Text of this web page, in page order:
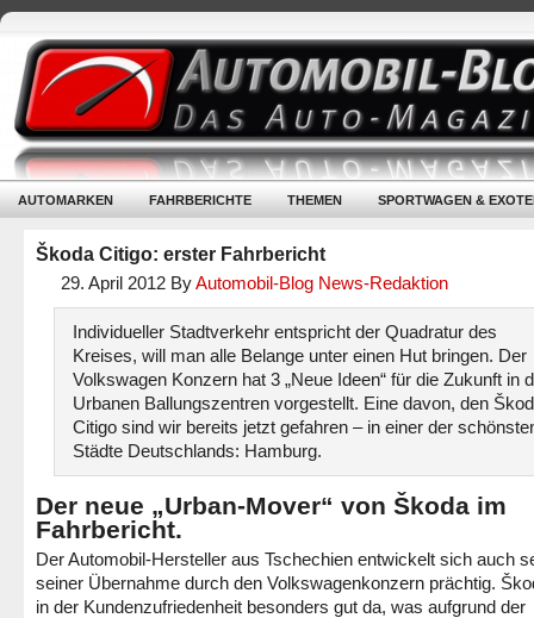
AUTOMARKEN FAHRBERICHTE THEMEN SPORTWAGEN &
Škoda Citigo: erster Fahrbericht
29. April 2012 ByAutomobil-Blog News-Redaktion
Individueller Stadtverkehr entspricht der Quadratur des
Kreises, will man alle Belange unter einen Hut bringen. Der
Volkswagen Konzern hat 3 „Neue Ideen“ für die Zukunft in
Urbanen Ballungszentren vorgestellt. Eine davon, den
Citigo sind wir bereits jetzt gefahren – in einer der
Städte Deutschlands: Hamburg.
Der neue „Urban-Mover“ von Škoda im
Fahrbericht.
Der Automobil-Hersteller aus Tschechien entwickelt sich auch
seiner Übernahme durch den Volkswagenkonzern prächtig.
in der Kundenzufriedenheit besonders gut da, was aufgrund der